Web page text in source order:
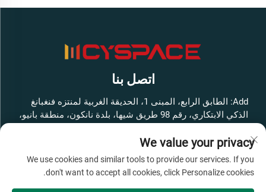
اتصل بنا
Add: الطابق الرابع، المبنى 1، الحديقة الغربية لمنتزه فنغبانغ
الذكي الابتكاري، رقم 98 طريق شيها، بلدة نانكون، منطقة بانيو،
هاتف:+86-13316062192
البريد الإلكتروني:[email protected]
We value your privacy
We use cookies and similar tools to provide our services. If you
don't want to accept all cookies, click Personalize cookies.